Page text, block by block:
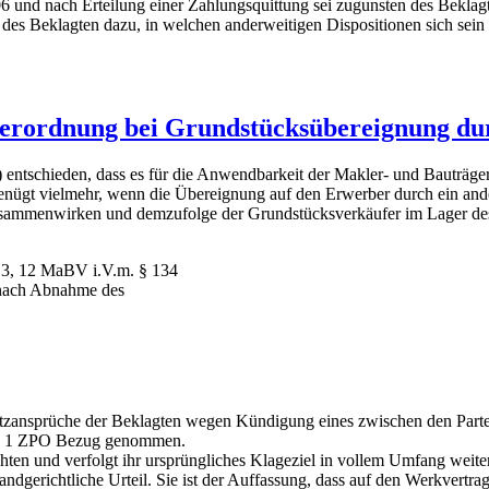
nach Erteilung einer Zahlungsquittung sei zugunsten des
Beklagten dazu, in welchen anderweitigen Dispositionen sich
bei Grundstücksübereignung
dass es für die Anwendbarkeit der Makler- und
vielmehr, wenn die Übereignung auf den Erwerber durch ein
und demzufolge der Grundstücksverkäufer im Lager
12 MaBV i.V.m. § 134
Abnahme des
der Beklagten wegen Kündigung eines zwischen den
ZPO Bezug genommen.
und verfolgt ihr ursprüngliches Klageziel in vollem Umfang
Urteil. Sie ist der Auffassung, dass auf den